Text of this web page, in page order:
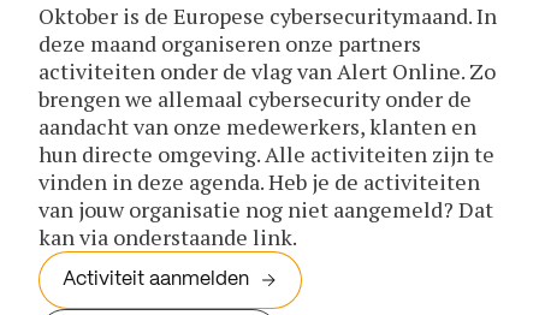
Oktober is de Europese cybersecuritymaand. In
deze maand organiseren onze partners
activiteiten onder de vlag van Alert Online. Zo
brengen we allemaal cybersecurity onder de
aandacht van onze medewerkers, klanten en
hun directe omgeving. Alle activiteiten zijn te
vinden in deze agenda. Heb je de activiteiten
van jouw organisatie nog niet aangemeld? Dat
kan via onderstaande link.
Activiteit aanmelden